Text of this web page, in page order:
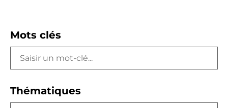
Mots clés
Thématiques